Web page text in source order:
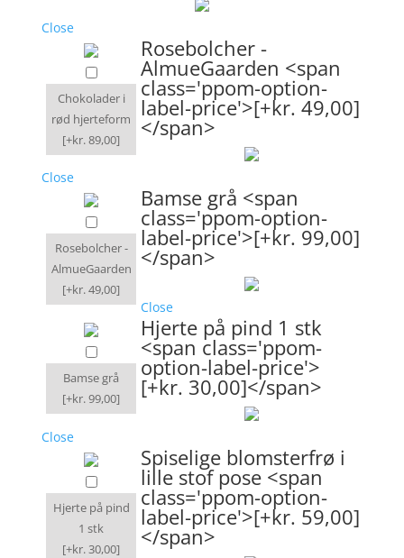
Close
Chokolader i
rød hjerteform
[+kr. 89,00]
Rosebolcher -
AlmueGaarden <span
class='ppom-option-
label-price'>[+kr. 49,00]
</span>
Close
Rosebolcher -
AlmueGaarden
[+kr. 49,00]
Bamse grå <span
class='ppom-option-
label-price'>[+kr. 99,00]
</span>
Close
Bamse grå
[+kr. 99,00]
Hjerte på pind 1 stk
<span class='ppom-
option-label-price'>
[+kr. 30,00]</span>
Close
Hjerte på pind
1 stk
[+kr. 30,00]
Spiselige blomsterfrø i
lille stof pose <span
class='ppom-option-
label-price'>[+kr. 59,00]
</span>